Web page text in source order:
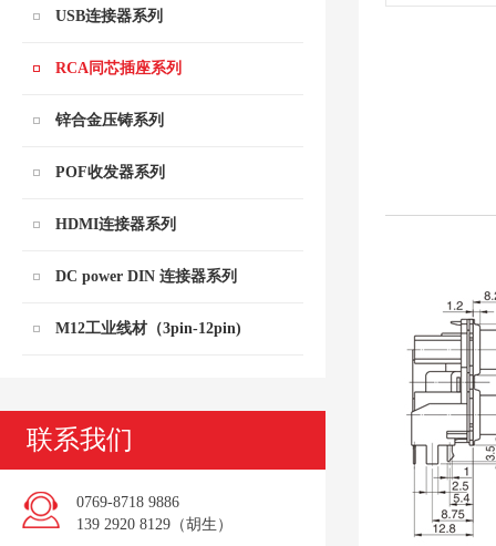
USB连接器系列
RCA同芯插座系列
锌合金压铸系列
POF收发器系列
HDMI连接器系列
DC power DIN 连接器系列
M12工业线材（3pin-12pin)
联系我们
0769-8718 9886
139 2920 8129（胡生）